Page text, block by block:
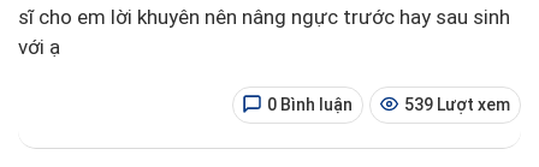
sĩ cho em lời khuyên nên nâng ngực trước hay sau sinh
với ạ
0 Bình luận 539 Lượt xem